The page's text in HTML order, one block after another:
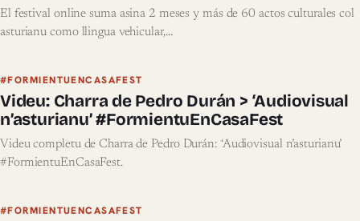
El festival online suma asina 2 meses y más de 60 actos culturales col
asturianu como llingua vehicular,…
#FORMIENTUENCASAFEST
Videu: Charra de Pedro Durán > ‘Audiovisual
n’asturianu’ #FormientuEnCasaFest
Videu completu de Charra de Pedro Durán: ‘Audiovisual n’asturianu’
#FormientuEnCasaFest.
#FORMIENTUENCASAFEST